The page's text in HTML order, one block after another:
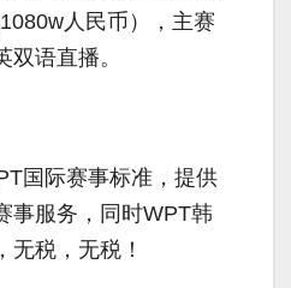
人民币），主赛
语直播。
国际赛事标准，提供
事服务，同时WPT韩
无税，无税！